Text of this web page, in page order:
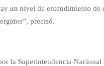
un nivel de entendimiento
precisó.
la Superintendencia